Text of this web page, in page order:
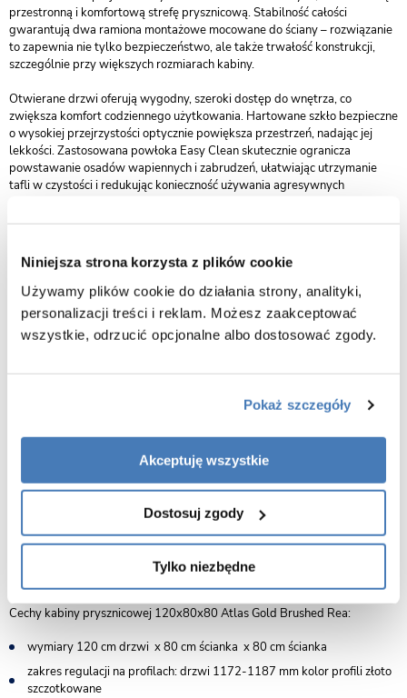
Niniejsza strona korzysta z plików cookie
Używamy plików cookie do działania strony, analityki,
personalizacji treści i reklam. Możesz zaakceptować
wszystkie, odrzucić opcjonalne albo dostosować zgody.
Pokaż szczegóły
Akceptuję wszystkie
Dostosuj zgody
Tylko niezbędne
przestronną i komfortową strefę prysznicową. Stabilność całości
gwarantują dwa ramiona montażowe mocowane do ściany – rozwiązanie
to zapewnia nie tylko bezpieczeństwo, ale także trwałość konstrukcji,
szczególnie przy większych rozmiarach kabiny.
Otwierane drzwi oferują wygodny, szeroki dostęp do wnętrza, co
zwiększa komfort codziennego użytkowania. Hartowane szkło bezpieczne
o wysokiej przejrzystości optycznie powiększa przestrzeń, nadając jej
lekkości. Zastosowana powłoka Easy Clean skutecznie ogranicza
powstawanie osadów wapiennych i zabrudzeń, ułatwiając utrzymanie
tafli w czystości i redukując konieczność używania agresywnych
korozję oraz staranne wykonanie sprawiają, że kabina Atlas zachowuje
swój wyjątkowy wygląd przez długie lata intensywnego użytkowania. To
wybór dla osób, które chcą połączyć funkcjonalność, trwałość i elegancki
design w złotym szczotkowanym wykończeniu.
Cechy kabiny prysznicowej 120x80x80 Atlas Gold Brushed Rea:
wymiary 120 cm drzwi x 80 cm ścianka x 80 cm ścianka
zakres regulacji na profilach: drzwi 1172-1187 mm kolor profili złoto
szczotkowane